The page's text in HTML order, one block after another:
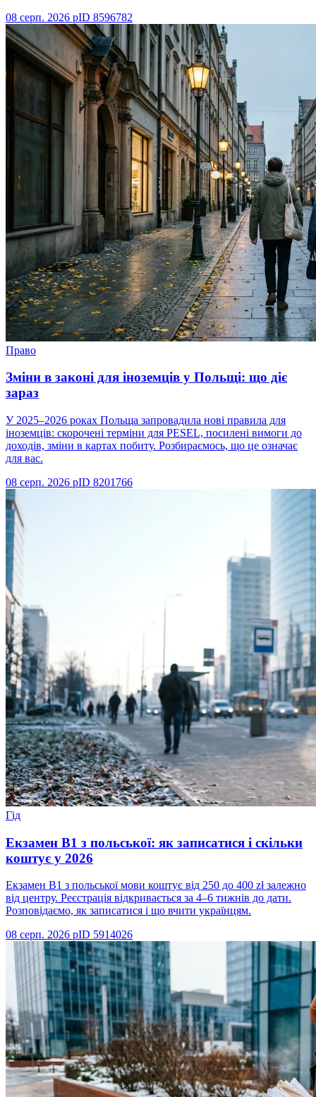
08 серп. 2026 рID 8596782
Право
Зміни в законі для іноземців у Польщі: що діє
зараз
У 2025–2026 роках Польща запровадила нові правила для
іноземців: скорочені терміни для PESEL, посилені вимоги до
доходів, зміни в картах побиту. Розбираємось, що це означає
для вас.
08 серп. 2026 рID 8201766
Гід
Екзамен B1 з польської: як записатися і скільки
коштує у 2026
Екзамен B1 з польської мови коштує від 250 до 400 zł залежно
від центру. Реєстрація відкривається за 4–6 тижнів до дати.
Розповідаємо, як записатися і що вчити українцям.
08 серп. 2026 рID 5914026